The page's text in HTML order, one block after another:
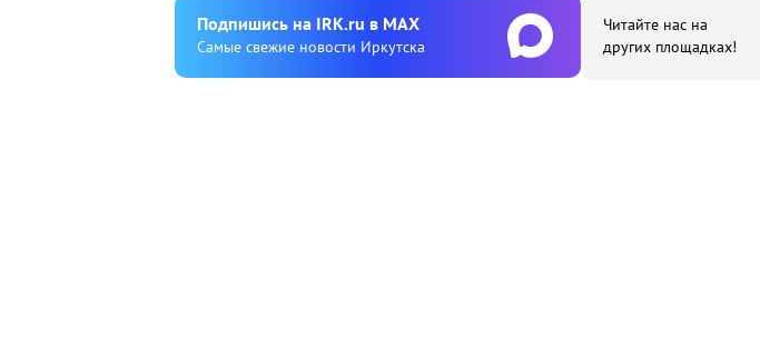
Подпишиcь на IRK.ru в MAX
Cамые свежие новости Иркутска
Читайте нас на
других площадках!